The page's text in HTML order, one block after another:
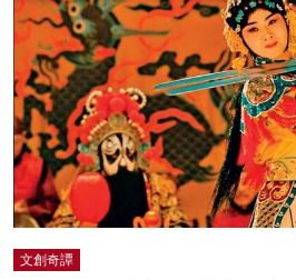
商業
科技
影片
名家榜
灼見活動
文創奇譚